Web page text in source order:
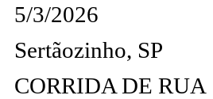
5/3/2026
Sertãozinho, SP
CORRIDA DE RUA